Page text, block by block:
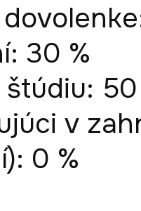
30 %
50
v
0 %